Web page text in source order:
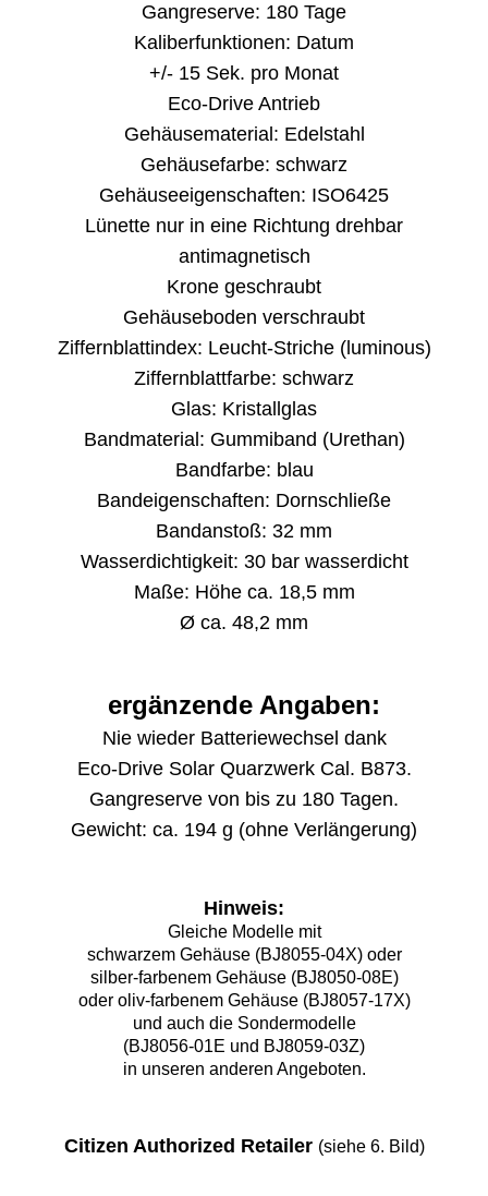
Gangreserve: 180 Tage
Kaliberfunktionen: Datum
+/- 15 Sek. pro Monat
Eco-Drive Antrieb
Gehäusematerial: Edelstahl
Gehäusefarbe: schwarz
Gehäuseeigenschaften: ISO6425
Lünette nur in eine Richtung drehbar
antimagnetisch
Krone geschraubt
Gehäuseboden verschraubt
Ziffernblattindex: Leucht-Striche (luminous)
Ziffernblattfarbe: schwarz
Glas: Kristallglas
Bandmaterial: Gummiband (Urethan)
Bandfarbe: blau
Bandeigenschaften: Dornschließe
Bandanstoß: 32 mm
Wasserdichtigkeit: 30 bar wasserdicht
Maße: Höhe ca. 18,5 mm
Ø ca. 48,2 mm
ergänzende Angaben:
Nie wieder Batteriewechsel dank
Eco-Drive Solar Quarzwerk Cal. B873.
Gangreserve von bis zu 180 Tagen.
Gewicht: ca. 194 g (ohne Verlängerung)
Hinweis:
Gleiche Modelle mit
schwarzem Gehäuse (BJ8055-04X) oder
silber-farbenem Gehäuse (BJ8050-08E)
oder oliv-farbenem Gehäuse (BJ8057-17X)
und auch die Sondermodelle
(BJ8056-01E und BJ8059-03Z)
in unseren anderen Angeboten.
Citizen Authorized Retailer (siehe 6. Bild)